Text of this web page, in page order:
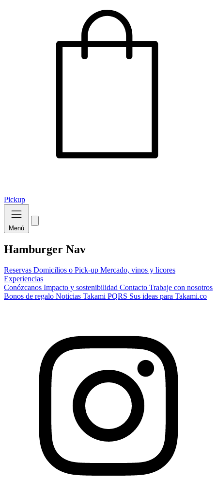
Pickup
Menú
Hamburger Nav
Reservas Domicilios o Pick-up Mercado, vinos y licores
Experiencias
Conózcanos Impacto y sostenibilidad Contacto Trabaje con nosotros
Bonos de regalo Noticias Takami PQRS Sus ideas para Takami.co